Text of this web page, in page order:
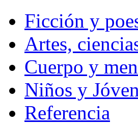
Ficción y
Artes,
Cuerpo y
Niños y
Referencia